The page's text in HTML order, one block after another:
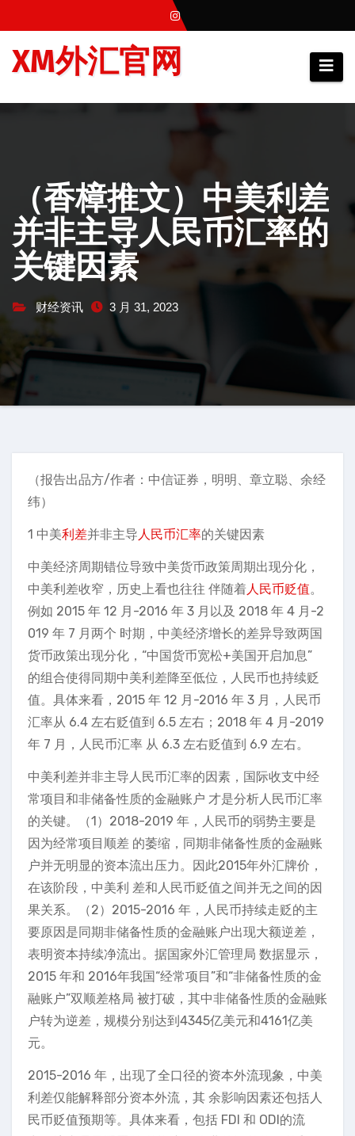
至
XM外汇官网
（香樟推文）中美利差
并非主导人民币汇率的
关键因素
财经资讯 3 月 31, 2023
（报告出品方/作者：中信证券，明明、章立聪、余经
纬）
1 中美利差并非主导人民币汇率的关键因素
中美经济周期错位导致中美货币政策周期出现分化，
中美利差收窄，历史上看也往往 伴随着人民币贬值。
例如 2015 年 12 月-2016 年 3 月以及 2018 年 4 月-2
019 年 7 月两个 时期，中美经济增长的差异导致两国
货币政策出现分化，“中国货币宽松+美国开启加息”
的组合使得同期中美利差降至低位，人民币也持续贬
值。具体来看，2015 年 12 月-2016 年 3 月，人民币
汇率从 6.4 左右贬值到 6.5 左右；2018 年 4 月-2019
年 7 月，人民币汇率 从 6.3 左右贬值到 6.9 左右。
中美利差并非主导人民币汇率的因素，国际收支中经
常项目和非储备性质的金融账户 才是分析人民币汇率
的关键。（1）2018-2019 年，人民币的弱势主要是
因为经常项目顺差 的萎缩，同期非储备性质的金融账
户并无明显的资本流出压力。因此2015年外汇牌价，
在该阶段，中美利 差和人民币贬值之间并无之间的因
果关系。（2）2015-2016 年，人民币持续走贬的主
要原因是同期非储备性质的金融账户出现大额逆差，
表明资本持续净流出。据国家外汇管理局 数据显示，
2015 年和 2016年我国“经常项目”和“非储备性质的金
融账户”双顺差格局 被打破，其中非储备性质的金融账
户转为逆差，规模分别达到4345亿美元和4161亿美
元。
2015-2016 年，出现了全口径的资本外流现象，中美
利差仅能解释部分资本外流，其 余影响因素还包括人
民币贬值预期等。具体来看，包括 FDI 和 ODI的流